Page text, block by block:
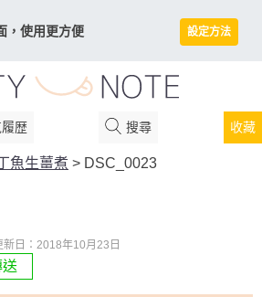
，使用更方便 設定方法
歴 搜尋 收藏
魚生薑煮 > DSC_0023
新日：2018年10月23日